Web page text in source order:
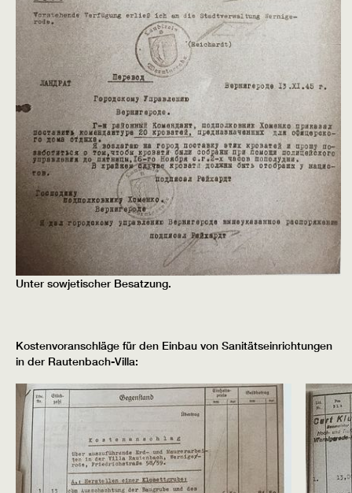
Unter sowjetischer Besatzung.
Kostenvoranschläge für den Einbau von Sanitätseinrichtungen
in der Rautenbach-Villa: